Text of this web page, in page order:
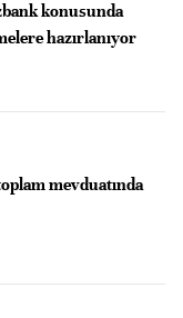
konusunda
hazırlanıyor
mevduatında